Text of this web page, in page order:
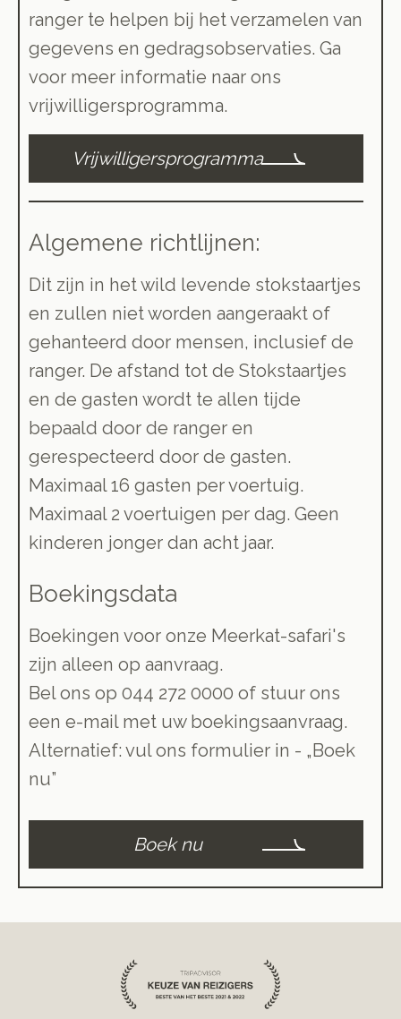
ranger te helpen bij het verzamelen van
gegevens en gedragsobservaties. Ga
voor meer informatie naar ons
vrijwilligersprogramma.
Vrijwilligersprogramma
Algemene richtlijnen:
Dit zijn in het wild levende stokstaartjes
en zullen niet worden aangeraakt of
gehanteerd door mensen, inclusief de
ranger. De afstand tot de Stokstaartjes
en de gasten wordt te allen tijde
bepaald door de ranger en
gerespecteerd door de gasten.
Maximaal 16 gasten per voertuig.
Maximaal 2 voertuigen per dag. Geen
kinderen jonger dan acht jaar.
Boekingsdata
Boekingen voor onze Meerkat-safari's
zijn alleen op aanvraag.
Bel ons op 044 272 0000 of stuur ons
een e-mail met uw boekingsaanvraag.
Alternatief: vul ons formulier in - „Boek
nu”
Boek nu